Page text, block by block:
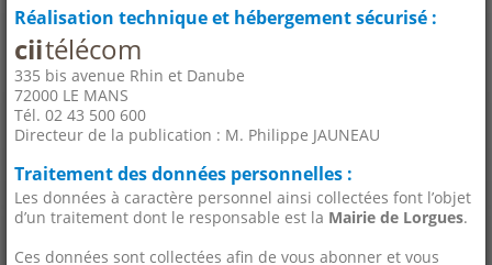
Réalisation technique et hébergement sécurisé :
ciitélécom
335 bis avenue Rhin et Danube
72000 LE MANS
Tél. 02 43 500 600
Directeur de la publication : M. Philippe JAUNEAU
Traitement des données personnelles :
Les données à caractère personnel ainsi collectées font l’objet
d’un traitement dont le responsable est la Mairie de Lorgues.
Ces données sont collectées afin de vous abonner et vous